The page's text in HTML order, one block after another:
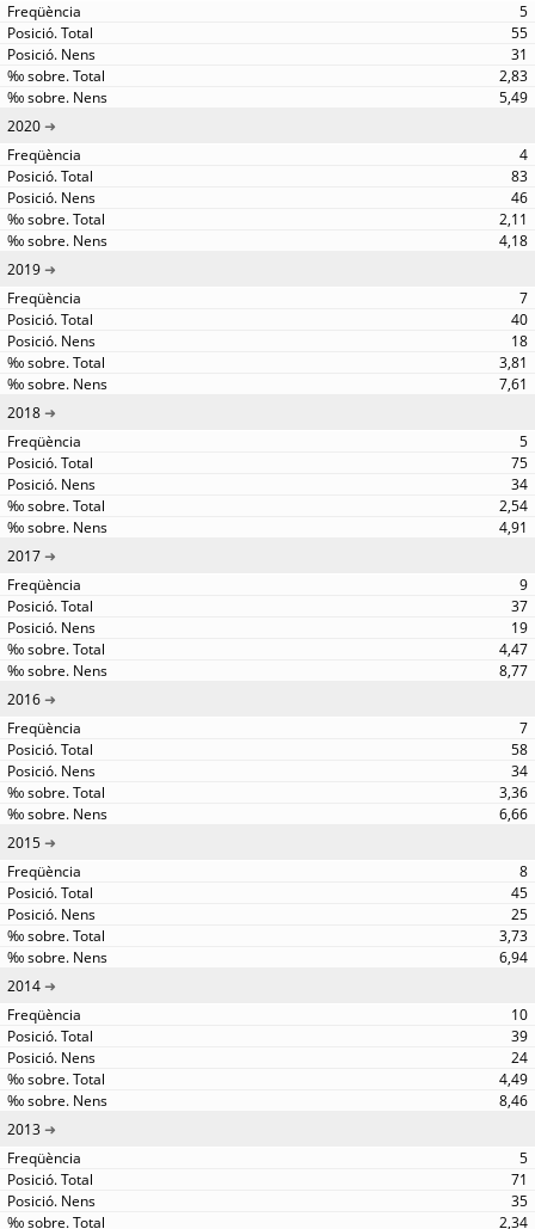
5
55
31
2,83
5,49
2020
4
83
46
2,11
4,18
2019
7
40
18
3,81
7,61
2018
5
75
34
2,54
4,91
2017
9
37
19
4,47
8,77
2016
7
58
34
3,36
6,66
2015
8
45
25
3,73
6,94
2014
10
39
24
4,49
8,46
2013
5
71
35
2,34